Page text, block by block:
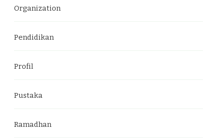
Organization
Pendidikan
Profil
Pustaka
Ramadhan